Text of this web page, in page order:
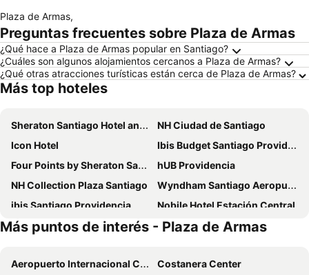
Plaza de Armas,
Preguntas frecuentes sobre Plaza de Armas
¿Qué hace a Plaza de Armas popular en Santiago?
¿Cuáles son algunos alojamientos cercanos a Plaza de Armas?
¿Qué otras atracciones turísticas están cerca de Plaza de Armas?
Más top hoteles
Sheraton Santiago Hotel and Convention Center
NH Ciudad de Santiago
Icon Hotel
Ibis Budget Santiago Providencia
Four Points by Sheraton Santiago
hUB Providencia
NH Collection Plaza Santiago
Wyndham Santiago Aeropuerto
ibis Santiago Providencia
Nobile Hotel Estación Central
Hotel Director Vitacura
Novotel Santiago Las Condes
Nobile Inn Santiago
Novotel Santiago Vitacura
Más puntos de interés - Plaza de Armas
Aeropuerto Internacional Comodoro Arturo Merino Benítez
Costanera Center